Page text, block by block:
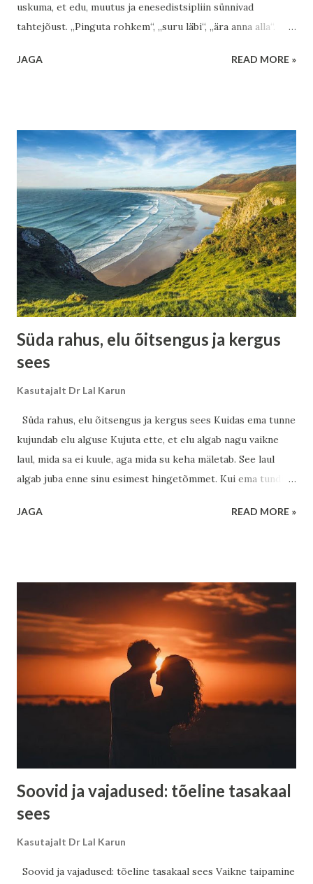
uskuma, et edu, muutus ja enesedistsipliin sünnivad
tahtejõust. „Pinguta rohkem“, „suru läbi“, „ära anna alla“.
ja vaiksemale: alati võidab kujutlusvõime tahtejõu üle, ilma
see, mida su sisemine pilt toidab. Mis on kujutlusvõime
tegelikult Kujutlusvõime ei ole lihtsalt fantaasia või
unistamine. See on sisemine keel, mille kaudu teadvus
suhtleb kehaga ja eluga. Kõik, mida sa sügaval sisimas pead
võimalikuks, tõeliseks või vältimatuks, on kujutlus. Kujutlus
ei küsi luba. Ta töötab pidevalt, ka siis, kui sa seda ei märka.
Ja just seetõttu on ta nii võimas. Tahtejõu piirid Tahtejõud
on pingutus. See on otsus sundida end tegema midagi
hoolimata s...
JAGA READ MORE »
Süda rahus, elu õitsengus ja kergus
sees
Kasutajalt Dr Lal Karun
Süda rahus, elu õitsengus ja kergus sees Kuidas ema tunne
kujundab elu alguse Kujuta ette, et elu algab nagu vaikne
laul, mida sa ei kuule, aga mida su keha mäletab. See laul
algab juba enne sinu esimest hingetõmmet. Kui ema tundis
jäänud ainult tema südamesse – see voolas läbi tema keha ja
rahunes, tundis tänulikkust, siis see muutus sinu jaoks nagu
soe tekk külmal talveõhtul. Kui aga ema koges stressi,
hirmu või ebakindlust, siis kandus ka see edasi, nagu tuul,
mis vahel ukse vahelt sisse puhub. Aga siin tuleb esimene
hea uudis: see, kust me tuleme, ei pea määrama seda, kuhu
me läheme. Eesti rahu ja sisemine vaikus Eestlane on oma
loomult vaikne vaatleja. Metsad, rabad ja meri on õpetanud
sind kuulama vaikust. Ja selles vaikuses on peidus suur
JAGA READ MORE »
Soovid ja vajadused: tõeline tasakaal
sees
Kasutajalt Dr Lal Karun
Soovid ja vajadused: tõeline tasakaal sees Vaikne taipamine